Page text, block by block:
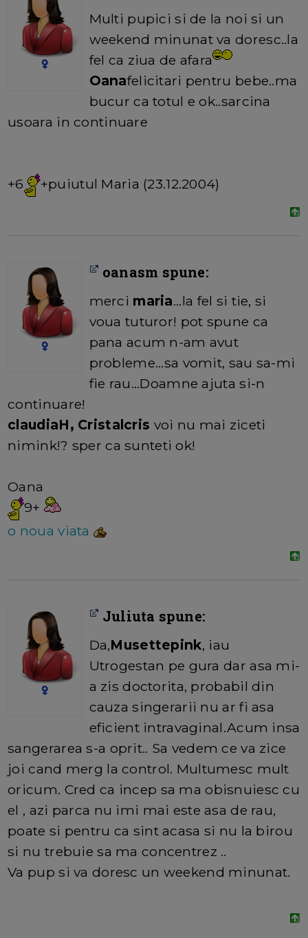
Multi pupici si de la noi si un
weekend minunat va doresc..la
fel ca ziua de afara
Oanafelicitari pentru bebe..ma
bucur ca totul e ok..sarcina
usoara in continuare
+6 +puiutul Maria (23.12.2004)
oanasm spune:
merci maria...la fel si tie, si
voua tuturor! pot spune ca
pana acum n-am avut
probleme...sa vomit, sau sa-mi
fie rau...Doamne ajuta si-n
continuare!
claudiaH, Cristalcris voi nu mai ziceti
nimink!? sper ca sunteti ok!
Oana
9+
o noua viata
Juliuta spune:
Da,Musettepink, iau
Utrogestan pe gura dar asa mi-
a zis doctorita, probabil din
cauza singerarii nu ar fi asa
eficient intravaginal.Acum insa
sangerarea s-a oprit.. Sa vedem ce va zice
joi cand merg la control. Multumesc mult
oricum. Cred ca incep sa ma obisnuiesc cu
el , azi parca nu imi mai este asa de rau,
poate si pentru ca sint acasa si nu la birou
si nu trebuie sa ma concentrez ..
Va pup si va doresc un weekend minunat.